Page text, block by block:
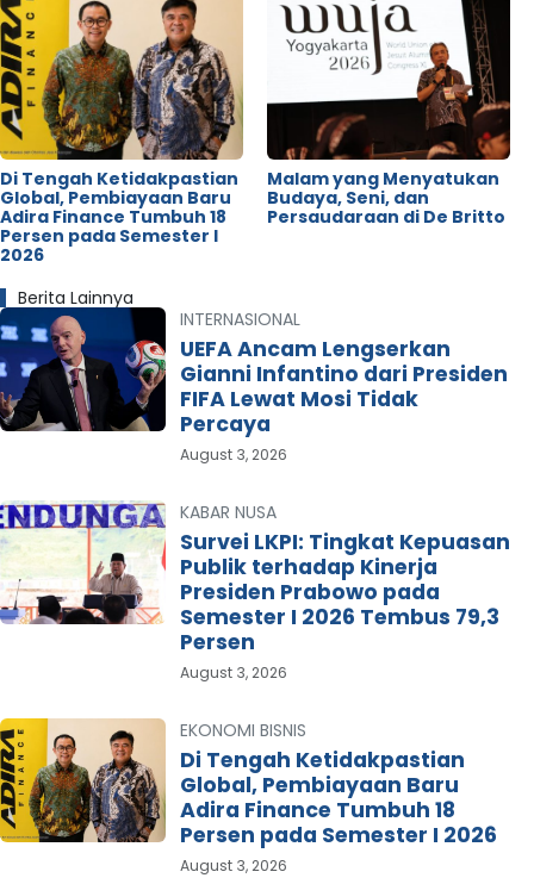
Di Tengah Ketidakpastian
Global, Pembiayaan Baru
Adira Finance Tumbuh 18
Persen pada Semester I
2026
Malam yang Menyatukan
Budaya, Seni, dan
Persaudaraan di De Britto
Berita Lainnya
INTERNASIONAL
UEFA Ancam Lengserkan
Gianni Infantino dari Presiden
FIFA Lewat Mosi Tidak
Percaya
August 3, 2026
KABAR NUSA
Survei LKPI: Tingkat Kepuasan
Publik terhadap Kinerja
Presiden Prabowo pada
Semester I 2026 Tembus 79,3
Persen
August 3, 2026
EKONOMI BISNIS
Di Tengah Ketidakpastian
Global, Pembiayaan Baru
Adira Finance Tumbuh 18
Persen pada Semester I 2026
August 3, 2026